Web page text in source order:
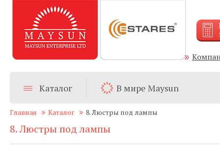
Каталог В мире Maysun
Главная Каталог 8. Люстры под лампы
8. Люстры под лампы